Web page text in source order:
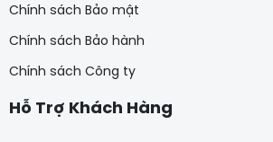
Chính sách Bảo mật
Chính sách Bảo hành
Chính sách Công ty
Hỗ Trợ Khách Hàng